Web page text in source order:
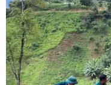
02/08/2026 13:33
Israel hoài nghi việc
theo thỏa thuận
02/08/2026 13:32